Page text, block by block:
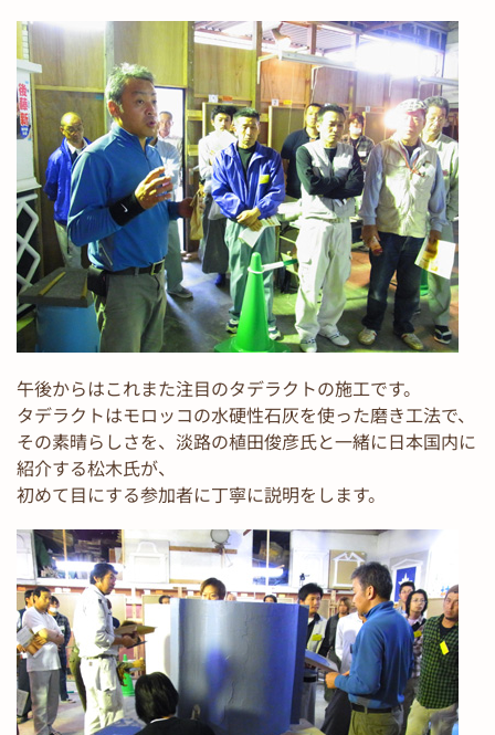
午後からはこれまた注目のタデラクトの施工です。
タデラクトはモロッコの水硬性石灰を使った磨き工法で、
その素晴らしさを、淡路の植田俊彦氏と一緒に日本国内に
紹介する松木氏が、
初めて目にする参加者に丁寧に説明をします。